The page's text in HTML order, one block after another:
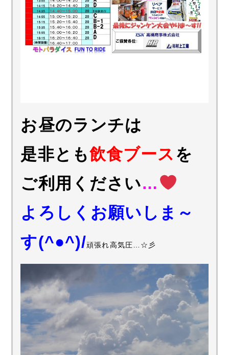
お昼のランチは
是非とも飲食ブース を
ご利用ください…
よろしくお願いしま～
す(^●^)/頑張れ高気圧…☆彡